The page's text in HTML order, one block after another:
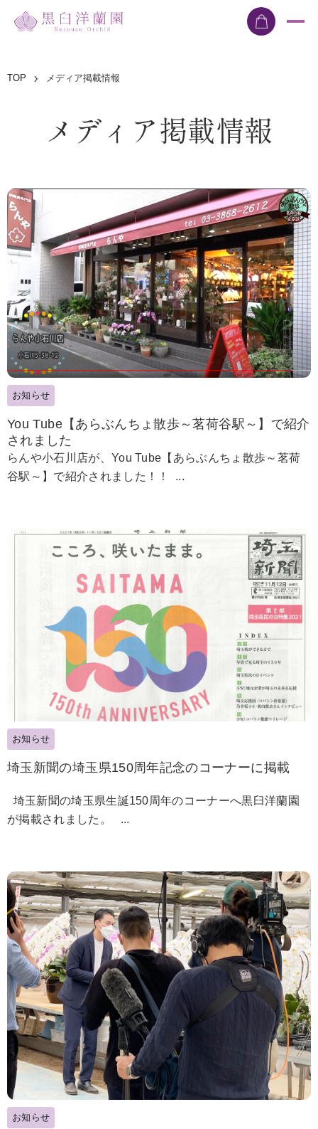
TOP メディア掲載情報
メディア掲載情報
お知らせ
You Tube【あらぶんちょ散歩～茗荷谷駅～】で紹介
されました
らんや小石川店が、You Tube【あらぶんちょ散歩～茗荷
谷駅～】で紹介されました！！ ...
お知らせ
埼玉新聞の埼玉県150周年記念のコーナーに掲載
埼玉新聞の埼玉県生誕150周年のコーナーへ黒臼洋蘭園
が掲載されました。 ...
お知らせ